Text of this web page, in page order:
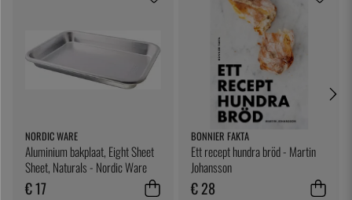
NORDIC WARE
Aluminium bakplaat, Eight Sheet
Sheet, Naturals - Nordic Ware
€ 17
BONNIER FAKTA
Ett recept hundra bröd - Martin
Johansson
€ 28